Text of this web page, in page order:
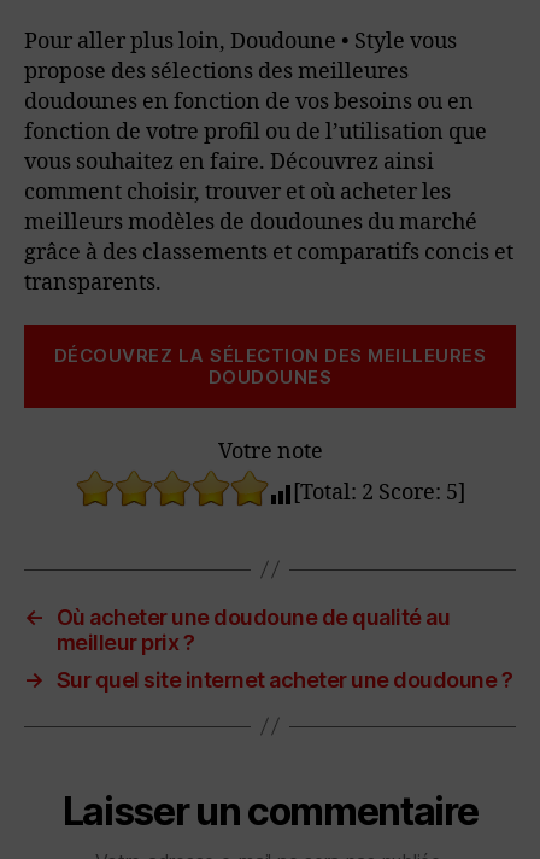
Pour aller plus loin, Doudoune • Style vous
propose des sélections des meilleures
doudounes en fonction de vos besoins ou en
fonction de votre profil ou de l’utilisation que
vous souhaitez en faire. Découvrez ainsi
comment choisir, trouver et où acheter les
meilleurs modèles de doudounes du marché
grâce à des classements et comparatifs concis et
transparents.
DÉCOUVREZ LA SÉLECTION DES MEILLEURES
DOUDOUNES
Votre note
[Total: 2 Score: 5]
←
Où acheter une doudoune de qualité au
meilleur prix ?
→ Sur quel site internet acheter une doudoune ?
Laisser un commentaire